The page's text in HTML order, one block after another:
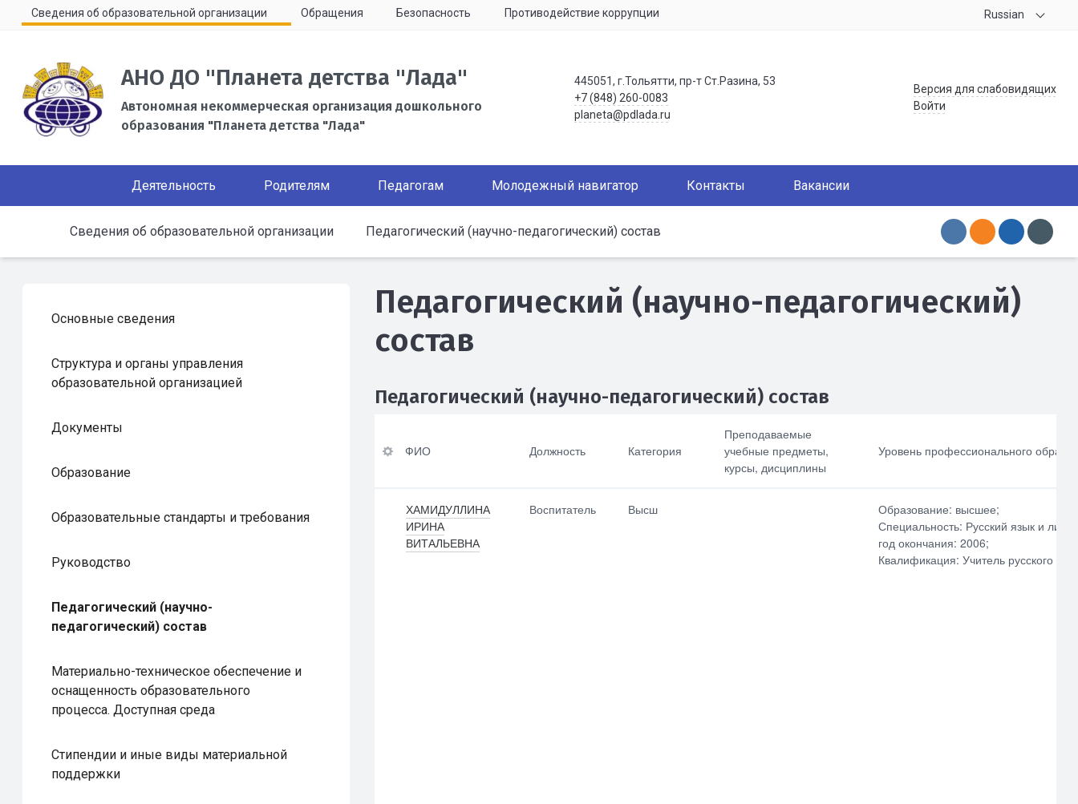
Сведения об образовательной организации Обращения Безопасность Противодействие коррупции Russian
АНО ДО "Планета детства "Лада"
Автономная некоммерческая организация дошкольного
образования "Планета детства "Лада"
445051, г.Тольятти, пр-т Ст.Разина, 53
+7 (848) 260-0083
planeta@pdlada.ru
Версия для слабовидящих
Войти
Деятельность Родителям Педагогам Молодежный навигатор Контакты Вакансии
Сведения об образовательной организации Педагогический (научно-педагогический) состав
Основные сведения
Структура и органы управления
образовательной организацией
Документы
Образование
Образовательные стандарты и требования
Руководство
Педагогический (научно-
педагогический) состав
Материально-техническое обеспечение и
оснащенность образовательного
процесса. Доступная среда
Стипендии и иные виды материальной
поддержки
Педагогический (научно-педагогический)
состав
Педагогический (научно-педагогический) состав
Категория
Преподаваемые
учебные предметы,
профессиональног
Повышение
квалификации за
последние 3 года
сада
ной программы
ФИО Должность Категория
Преподаваемые
учебные предметы,
курсы, дисциплины
Уровень профессионального
ХАМИДУЛЛИНА
ИРИНА
ВИТАЛЬЕВНА
Воспитатель Высш
Образование: высшее;
Специальность: Русский язык и
год окончания: 2006;
Квалификация: Учитель русского